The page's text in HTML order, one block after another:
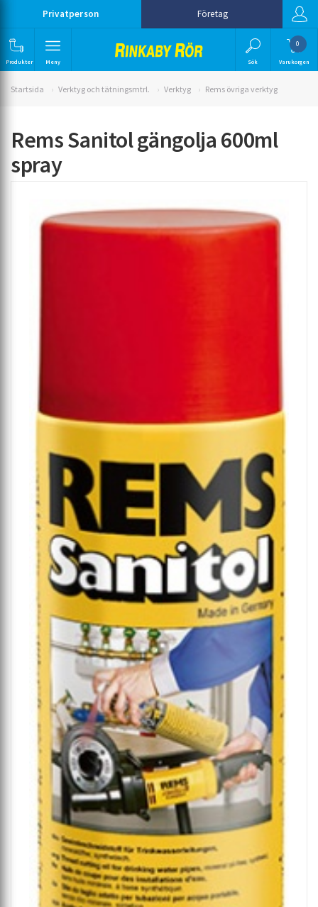
Privatperson Företag
Produkter Meny Sök
0
Varukorgen
Startsida Verktyg och tätningsmtrl. Verktyg Rems övriga verktyg
Rems Sanitol gängolja 600ml
spray